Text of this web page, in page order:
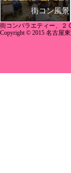
街コン風景
街コンバラエティー、２
Copyright © 2015 名古屋